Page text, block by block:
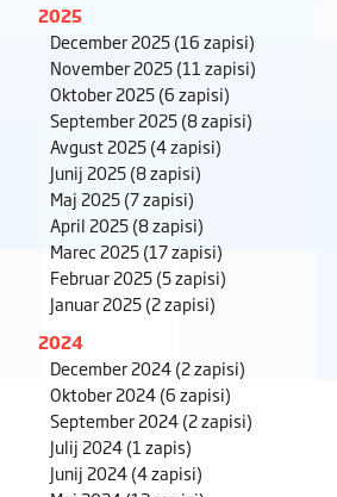
2025
December 2025(16 zapisi)
November 2025(11 zapisi)
Oktober 2025(6 zapisi)
September 2025(8 zapisi)
Avgust 2025(4 zapisi)
Junij 2025(8 zapisi)
Maj 2025(7 zapisi)
April 2025(8 zapisi)
Marec 2025(17 zapisi)
Februar 2025(5 zapisi)
Januar 2025(2 zapisi)
2024
December 2024(2 zapisi)
Oktober 2024(6 zapisi)
September 2024(2 zapisi)
Julij 2024(1 zapis)
Junij 2024(4 zapisi)